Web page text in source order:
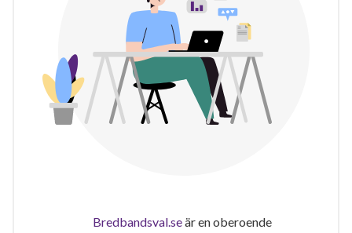
Bredbandsval.seär en oberoende